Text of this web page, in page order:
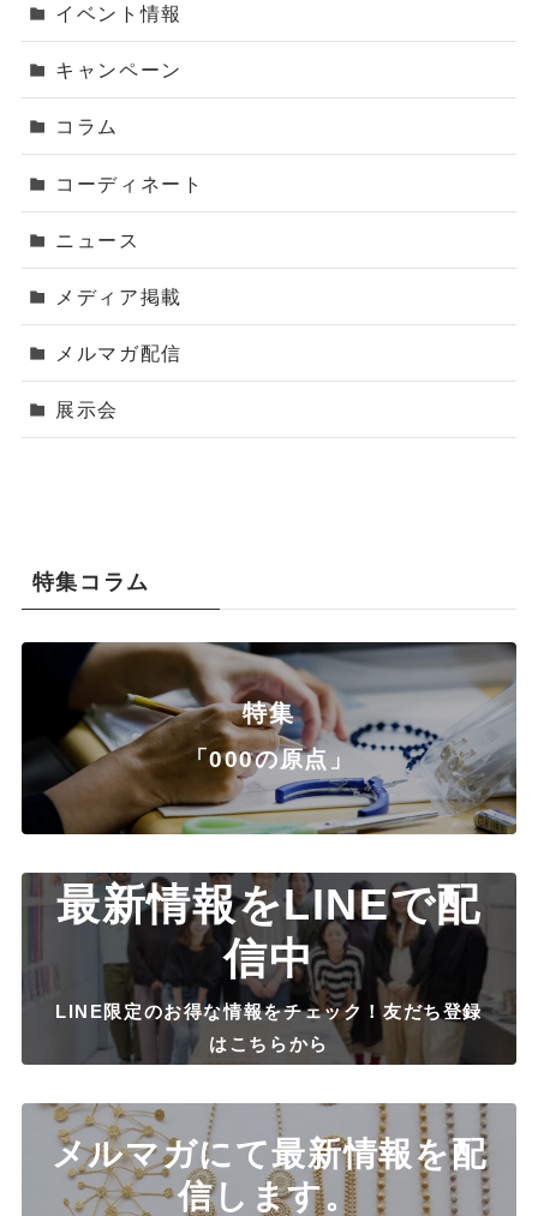
イベント情報
キャンペーン
コラム
コーディネート
ニュース
メディア掲載
メルマガ配信
展示会
特集コラム
特集
「000の原点」
最新情報をLINEで配
信中
LINE限定のお得な情報をチェック！友だち登録
はこちらから
メルマガにて最新情報を配
信します。